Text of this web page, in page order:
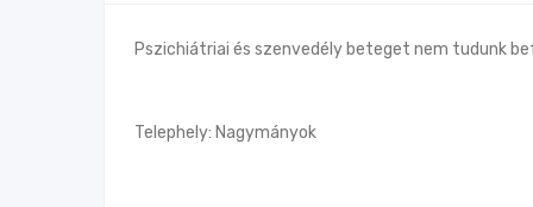
Pszichiátriai és szenvedély beteget nem tudunk
Telephely: Nagymányok